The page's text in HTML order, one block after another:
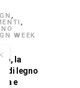
,
,
WEEK
la
di legno
e